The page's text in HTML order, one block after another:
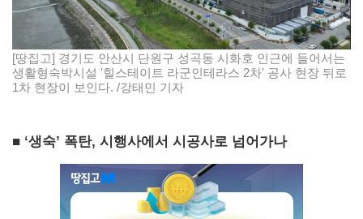
[땅집고] 경기도 안산시 단원구 성곡동 시화호 인근에 들어서는
생활형숙박시설 '힐스테이트 라군인테라스 2차' 공사 현장 뒤로
1차 현장이 보인다. /강태민 기자
■ ‘생숙’ 폭탄, 시행사에서 시공사로 넘어가나